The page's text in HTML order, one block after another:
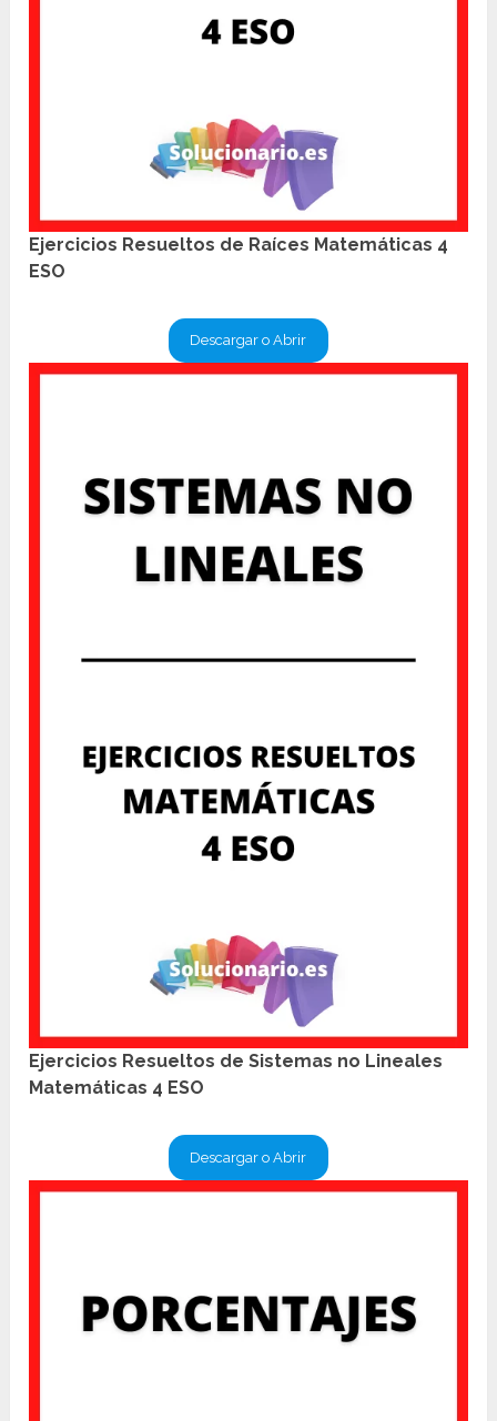
Ejercicios Resueltos de Raíces Matemáticas 4
ESO
Descargar o Abrir
Ejercicios Resueltos de Sistemas no Lineales
Matemáticas 4 ESO
Descargar o Abrir